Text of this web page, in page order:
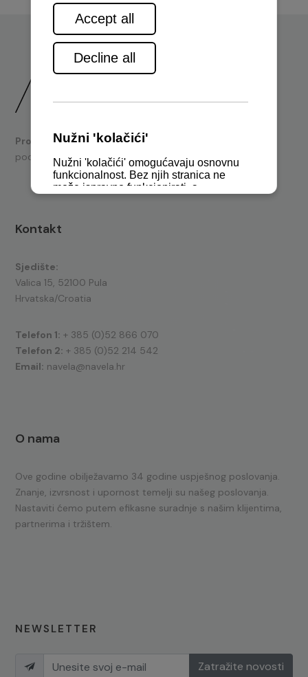
Prodajabrodskih motora i nautičke opreme te tehnička
podrška.
Kontakt
Sjedište:
Valica 15, 52100 Pula
Hrvatska/Croatia
Telefon 1: + 385 (0)52 866 070
Telefon 2: + 385 (0)52 214 542
Email: navela@navela.hr
O nama
Ove godine obilježavamo 34 godine uspješnog poslovanja.
Znanje, izvrsnost i upornost temelji su našeg poslovanja.
Nastaviti ćemo putem efikasne suradnje s našim klijentima,
partnerima i tržištem.
NEWSLETTER
Zatražite novosti